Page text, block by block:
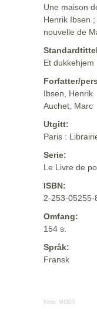
Une maison
Henrik Ibsen
nouvelle de
Et dukkehjem
Forfatter/
Ibsen, Henrik
Auchet, Marc
Utgitt:
Paris :
Serie:
Le Livre de
ISBN:
2-253-05255-
Omfang:
154 s.
Språk:
Fransk
Kilde: MODS